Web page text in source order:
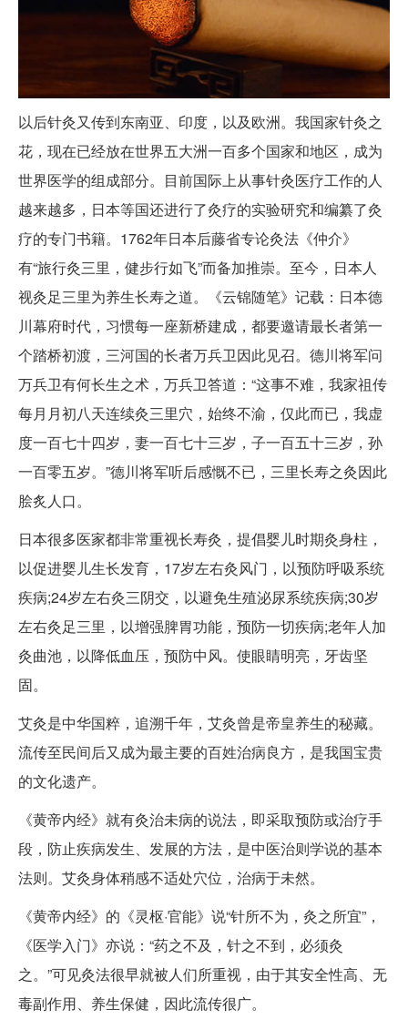
以后针灸又传到东南亚、印度，以及欧洲。我国家针灸之
花，现在已经放在世界五大洲一百多个国家和地区，成为
世界医学的组成部分。目前国际上从事针灸医疗工作的人
越来越多，日本等国还进行了灸疗的实验研究和编纂了灸
疗的专门书籍。1762年日本后藤省专论灸法《仲介》
有“旅行灸三里，健步行如飞”而备加推崇。至今，日本人
视灸足三里为养生长寿之道。《云锦随笔》记载：日本德
川幕府时代，习惯每一座新桥建成，都要邀请最长者第一
个踏桥初渡，三河国的长者万兵卫因此见召。德川将军问
万兵卫有何长生之术，万兵卫答道：“这事不难，我家祖传
每月月初八天连续灸三里穴，始终不渝，仅此而已，我虚
度一百七十四岁，妻一百七十三岁，子一百五十三岁，孙
一百零五岁。”德川将军听后感慨不已，三里长寿之灸因此
脍炙人口。
日本很多医家都非常重视长寿灸，提倡婴儿时期灸身柱，
以促进婴儿生长发育，17岁左右灸风门，以预防呼吸系统
疾病;24岁左右灸三阴交，以避免生殖泌尿系统疾病;30岁
左右灸足三里，以增强脾胃功能，预防一切疾病;老年人加
灸曲池，以降低血压，预防中风。使眼睛明亮，牙齿坚
固。
艾灸是中华国粹，追溯千年，艾灸曾是帝皇养生的秘藏。
流传至民间后又成为最主要的百姓治病良方，是我国宝贵
的文化遗产。
《黄帝内经》就有灸治未病的说法，即采取预防或治疗手
段，防止疾病发生、发展的方法，是中医治则学说的基本
法则。艾灸身体稍感不适处穴位，治病于未然。
《黄帝内经》的《灵枢·官能》说“针所不为，灸之所宜”，
《医学入门》亦说：“药之不及，针之不到，必须灸
之。”可见灸法很早就被人们所重视，由于其安全性高、无
毒副作用、养生保健，因此流传很广。